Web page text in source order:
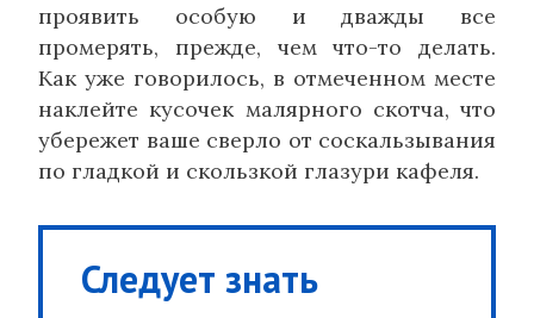
проявить особую и дважды все
промерять, прежде, чем что-то делать.
Как уже говорилось, в отмеченном месте
наклейте кусочек малярного скотча, что
убережет ваше сверло от соскальзывания
по гладкой и скользкой глазури кафеля.
Следует знать